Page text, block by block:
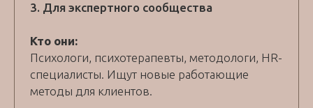
3. Для экспертного сообщества
Кто они:
Психологи, психотерапевты, методологи, HR-
специалисты. Ищут новые работающие
методы для клиентов.